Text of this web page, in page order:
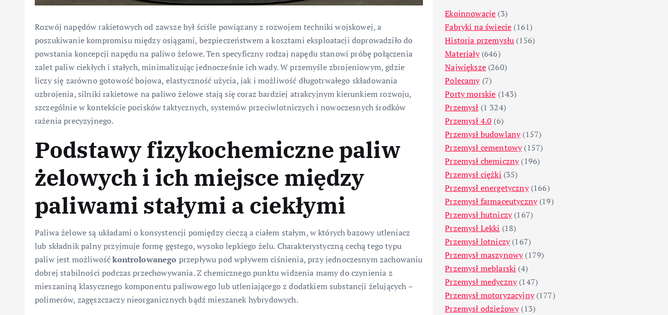
Rozwój napędów rakietowych od zawsze był ściśle powiązany z rozwojem techniki wojskowej, a
poszukiwanie kompromisu między osiągami, bezpieczeństwem a kosztami eksploatacji doprowadziło do
powstania koncepcji napędu na paliwo żelowe. Ten specyficzny rodzaj napędu stanowi próbę połączenia
zalet paliw ciekłych i stałych, minimalizując jednocześnie ich wady. W przemyśle zbrojeniowym, gdzie
liczy się zarówno gotowość bojowa, elastyczność użycia, jak i możliwość długotrwałego składowania
uzbrojenia, silniki rakietowe na paliwo żelowe stają się coraz bardziej atrakcyjnym kierunkiem rozwoju,
szczególnie w kontekście pocisków taktycznych, systemów przeciwlotniczych i nowoczesnych środków
rażenia precyzyjnego.
Podstawy fizykochemiczne paliw
żelowych i ich miejsce między
paliwami stałymi a ciekłymi
Paliwa żelowe są układami o konsystencji pomiędzy cieczą a ciałem stałym, w których bazowy utleniacz
lub składnik palny przyjmuje formę gęstego, wysoko lepkiego żelu. Charakterystyczną cechą tego typu
paliw jest możliwośćkontrolowanego przepływu pod wpływem ciśnienia, przy jednoczesnym zachowaniu
dobrej stabilności podczas przechowywania. Z chemicznego punktu widzenia mamy do czynienia z
mieszaniną klasycznego komponentu paliwowego lub utleniającego z dodatkiem substancji żelujących –
polimerów, zagęszczaczy nieorganicznych bądź mieszanek hybrydowych.
Ekoinnowacje (3)
Fabryki na świecie (161)
Historia przemysłu (156)
Materiały(646)
Największe(260)
Polecamy(7)
Porty morskie (143)
Przemysł (1 324)
Przemysł 4.0 (6)
Przemysł budowlany(157)
Przemysł cementowy(157)
Przemysł chemiczny(196)
Przemysł ciężki (35)
Przemysł energetyczny(166)
Przemysł farmaceutyczny(19)
Przemysł hutniczy(167)
Przemysł Lekki (18)
Przemysł lotniczy(167)
Przemysł maszynowy(179)
Przemysł meblarski (4)
Przemysł medyczny(147)
Przemysł motoryzacyjny(177)
Przemysł odzieżowy(13)